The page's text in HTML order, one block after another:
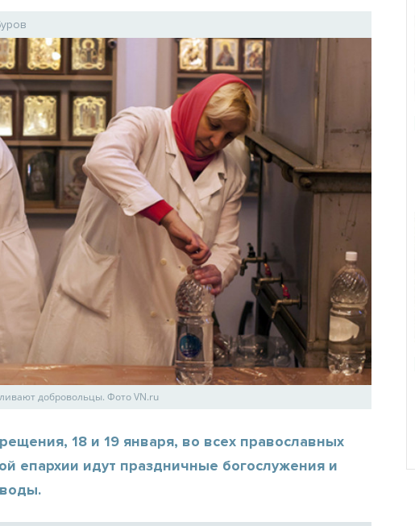
добровольцы. Фото VN.ru
18 и 19 января, во всех православных
епархии идут праздничные богослужения и